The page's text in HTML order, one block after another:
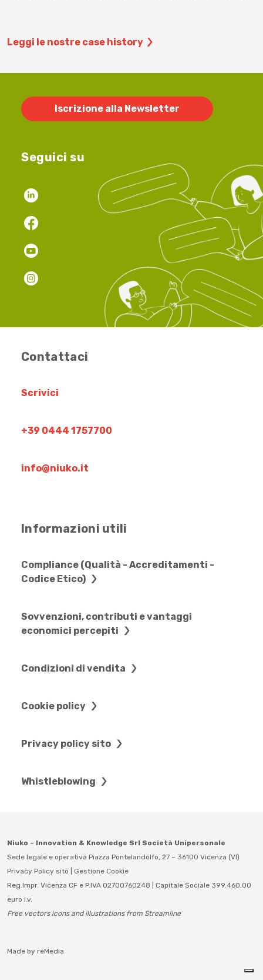
Leggi le nostre case history
Iscrizione alla Newsletter
Seguici su
Contattaci
Scrivici
+39 0444 1757700
info@niuko.it
Informazioni utili
Compliance (Qualità - Accreditamenti -
Codice Etico)
Sovvenzioni, contributi e vantaggi
economici percepiti
Condizioni di vendita
Cookie policy
Privacy policy sito
Whistleblowing
Niuko – Innovation & Knowledge Srl Società Unipersonale
Sede legale e operativa Piazza Pontelandolfo, 27 – 36100 Vicenza (VI)
Privacy Policy sito
Gestione Cookie
Reg.Impr. Vicenza CF e P.IVA 02700760248 | Capitale Sociale 399.460,00
euro i.v.
Free vectors icons and illustrations from Streamline
Made by reMedia